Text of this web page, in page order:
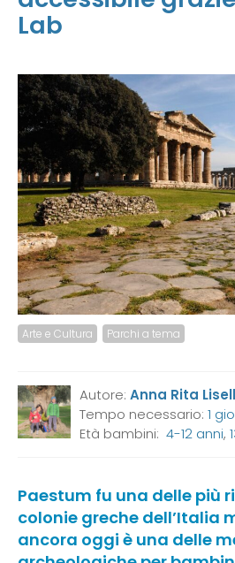
Lab
Arte e Cultura Parchi a tema
Autore: Anna Rita
Tempo necessario: 1
Età bambini: 4-12 anni,
Paestum fu una delle più
colonie greche dell’Italia
ancora oggi è una delle